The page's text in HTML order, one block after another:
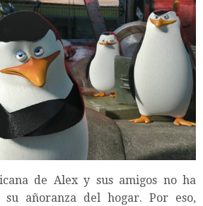
de Alex y sus amigos no ha
su añoranza del hogar. Por eso,